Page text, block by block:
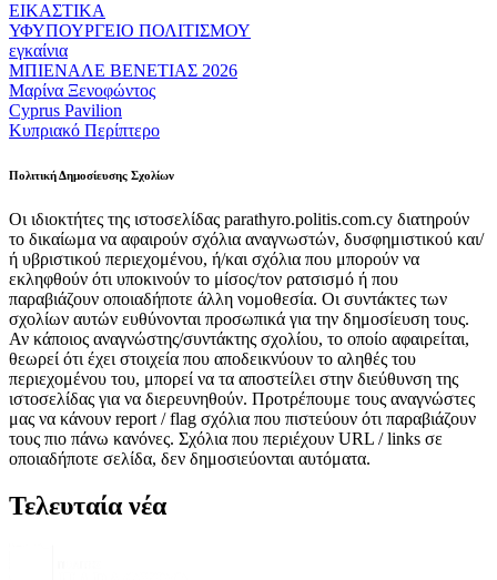
ΕΙΚΑΣΤΙΚΑ
ΥΦΥΠΟΥΡΓΕΙΟ ΠΟΛΙΤΙΣΜΟΥ
εγκαίνια
ΜΠΙΕΝΑΛΕ ΒΕΝΕΤΙΑΣ 2026
Μαρίνα Ξενοφώντος
Cyprus Pavilion
Κυπριακό Περίπτερο
Πολιτική Δημοσίευσης Σχολίων
Οι ιδιοκτήτες της ιστοσελίδας parathyro.politis.com.cy διατηρούν
το δικαίωμα να αφαιρούν σχόλια αναγνωστών, δυσφημιστικού και/
ή υβριστικού περιεχομένου, ή/και σχόλια που μπορούν να
εκληφθούν ότι υποκινούν το μίσος/τον ρατσισμό ή που
παραβιάζουν οποιαδήποτε άλλη νομοθεσία. Οι συντάκτες των
σχολίων αυτών ευθύνονται προσωπικά για την δημοσίευση τους.
Αν κάποιος αναγνώστης/συντάκτης σχολίου, το οποίο αφαιρείται,
θεωρεί ότι έχει στοιχεία που αποδεικνύουν το αληθές του
περιεχομένου του, μπορεί να τα αποστείλει στην διεύθυνση της
ιστοσελίδας για να διερευνηθούν. Προτρέπουμε τους αναγνώστες
μας να κάνουν report / flag σχόλια που πιστεύουν ότι παραβιάζουν
τους πιο πάνω κανόνες. Σχόλια που περιέχουν URL / links σε
οποιαδήποτε σελίδα, δεν δημοσιεύονται αυτόματα.
Τελευταία νέα